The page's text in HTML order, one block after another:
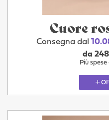
Cuore
Consegna dal
da
Più